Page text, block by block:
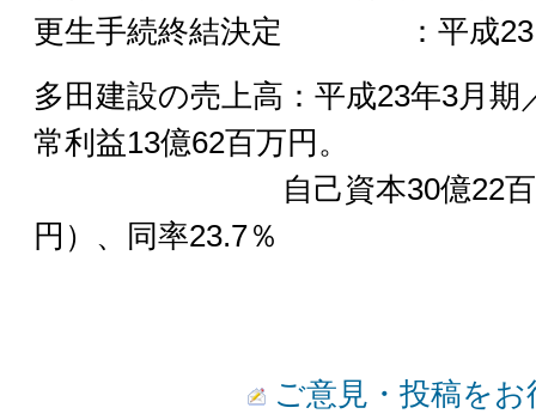
更生手続終結決定 ：平成23
多田建設の売上高：平成23年3月期
常利益13億62百万円。
自己資本30億22百万円
円）、同率23.7％
ご意見・投稿を